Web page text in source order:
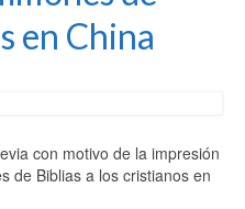
en China
con motivo de la impresión
de Biblias a los cristianos en